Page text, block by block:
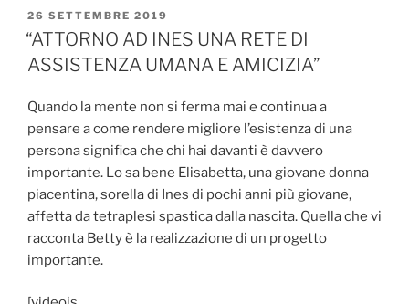
PUBBLICATO
IL
26 SETTEMBRE 2019
“ATTORNO AD INES UNA RETE DI
ASSISTENZA UMANA E AMICIZIA”
Quando la mente non si ferma mai e continua a
pensare a come rendere migliore l’esistenza di una
persona significa che chi hai davanti è davvero
importante. Lo sa bene Elisabetta, una giovane donna
piacentina, sorella di Ines di pochi anni più giovane,
affetta da tetraplesi spastica dalla nascita. Quella che vi
racconta Betty è la realizzazione di un progetto
importante.